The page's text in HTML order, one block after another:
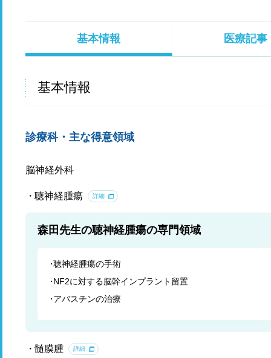
基本情報 医療記事
基本情報
診療科・主な得意領域
脳神経外科
聴神経腫瘍 詳細
森田先生の聴神経腫瘍の専門領域
聴神経腫瘍の手術
NF2に対する脳幹インプラント留置
アバスチンの治療
髄膜腫 詳細